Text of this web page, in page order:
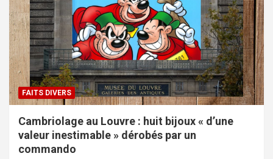
FAITS DIVERS
Cambriolage au Louvre : huit bijoux « d’une
valeur inestimable » dérobés par un
commando